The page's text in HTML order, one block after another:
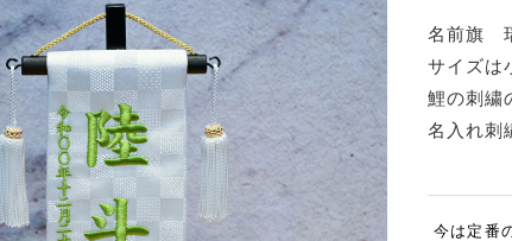
名前旗
サイズは
鯉の刺繍
名入れ刺
今は定番